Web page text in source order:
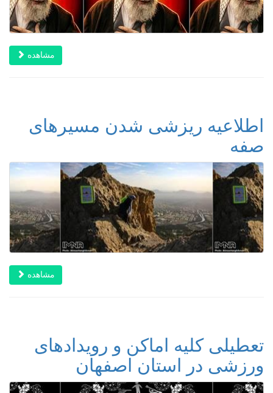
مشاهده
اطلاعیه ریزشی شدن مسیرهای
صفه
مشاهده
تعطیلی کلیه اماکن و رویدادهای
ورزشی در استان اصفهان